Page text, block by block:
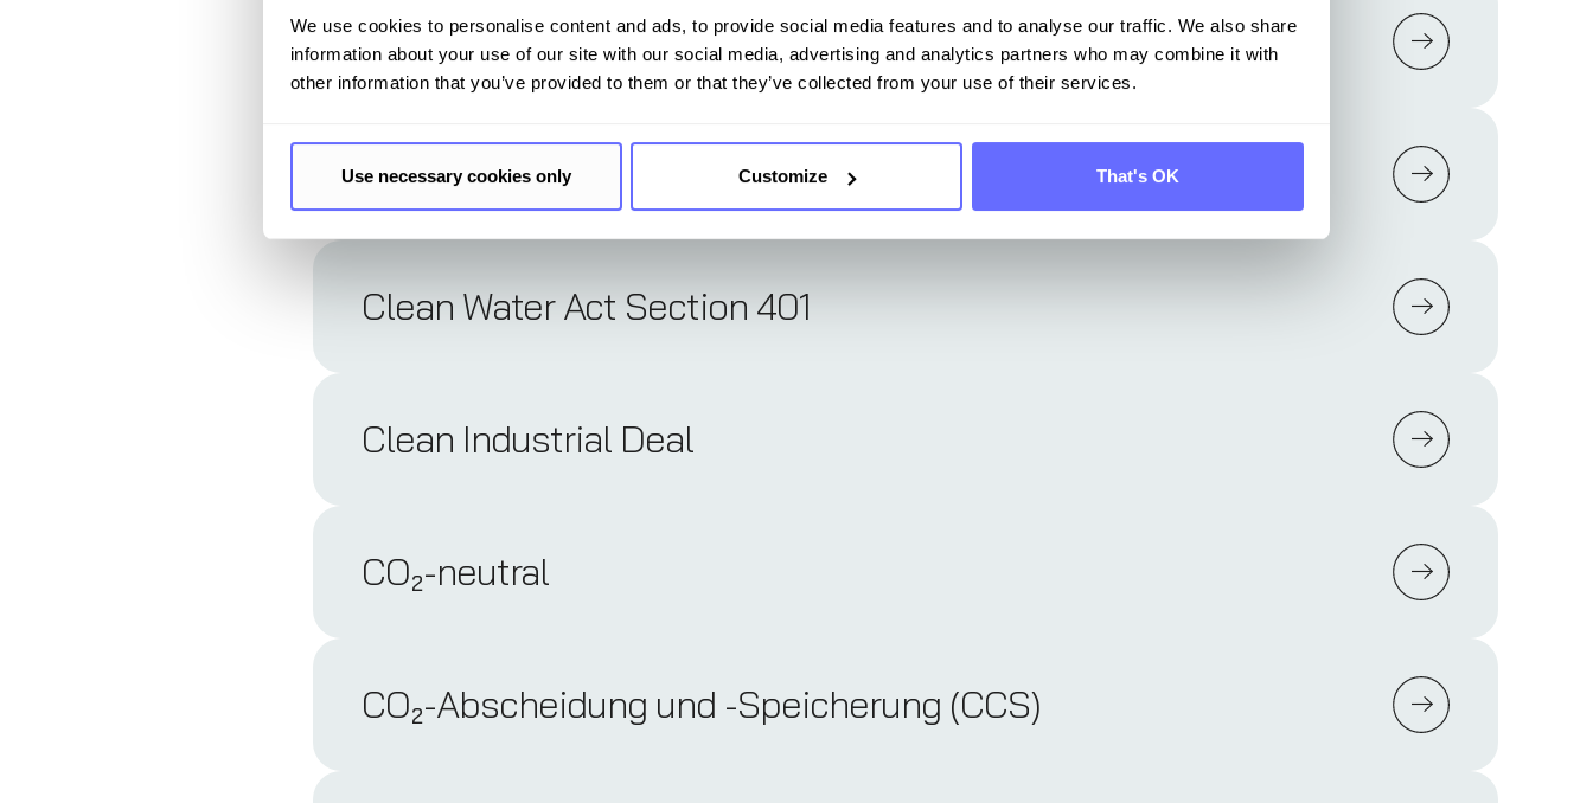
We use cookies to personalise content and ads, to provide social media features and to analyse our traffic. We also share
information about your use of our site with our social media, advertising and analytics partners who may combine it with
other information that you’ve provided to them or that they’ve collected from your use of their services.
Use necessary cookies only Customize That's OK
Compliance-Prozesse und Nachweisführung (EUDR)
Cradle-to-Gate
Clean Water Act Section 401
Clean Industrial Deal
CO₂-neutral
CO₂-Abscheidung und -Speicherung (CCS)